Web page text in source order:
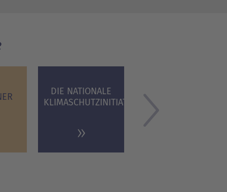
DIE NATIONALE
KLIMASCHUTZINITIATIVE